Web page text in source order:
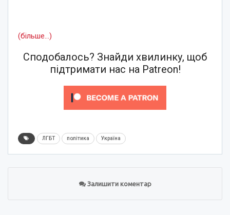
(більше…)
Сподобалось? Знайди хвилинку, щоб
підтримати нас на Patreon!
ЛГБТ політика Україна
Залишити коментар